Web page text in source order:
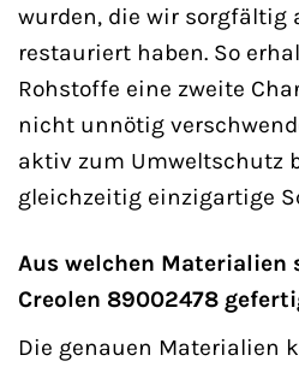
wurden, die wir sorgfältig
restauriert haben. So
Rohstoffe eine zweite
nicht unnötig
aktiv zum Umweltschutz
gleichzeitig einzigartige
Aus welchen Materialien
Creolen 89002478
Die genauen Materialien